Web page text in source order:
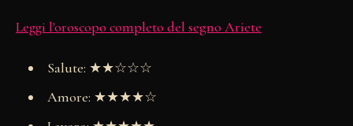
Leggi l'oroscopo completo del segno Ariete
Salute: ★★☆☆☆
Amore: ★★★★☆